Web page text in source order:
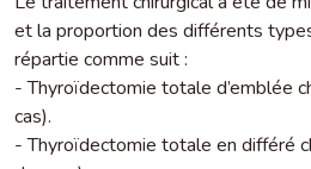
et la proportion des différents
répartie comme suit :
- Thyroïdectomie totale d’emblée
cas).
- Thyroïdectomie totale en différé